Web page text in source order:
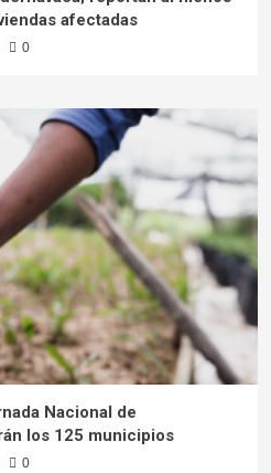
afectadas
0
Nacional de
los 125 municipios
0